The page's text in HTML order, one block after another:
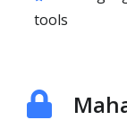
tools